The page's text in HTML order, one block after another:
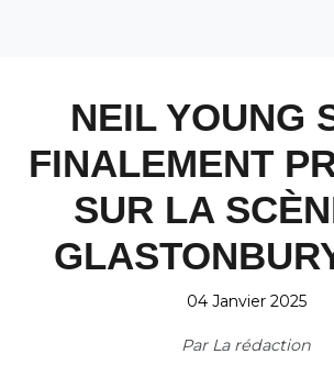
NEIL YOUNG
FINALEMENT
SUR LA
04 Janvier 2025
Par La rédaction